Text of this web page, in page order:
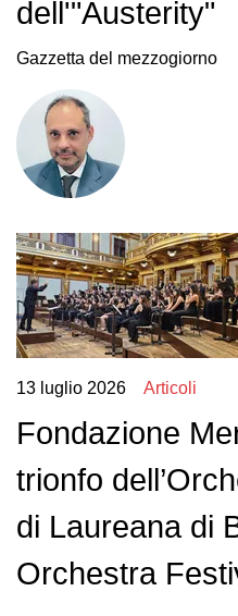
dell'"Austerity"
Gazzetta del mezzogiorno
13 luglio 2026 Articoli
Fondazione
trionfo
di Laureana di
Orchestra